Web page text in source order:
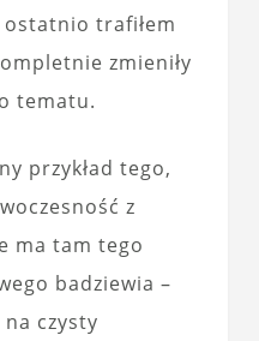
trafiłem
zmieniły
tematu.
przykład tego,
z
ma tam tego
badziewia –
czysty